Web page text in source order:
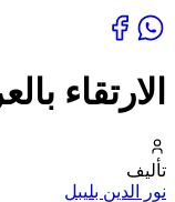
الارتقاء
تأليف
نور الدين بليبل